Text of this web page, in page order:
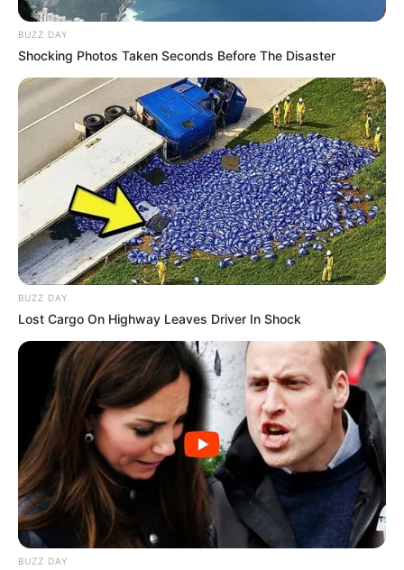
BUZZ DAY
Shocking Photos Taken Seconds Before The Disaster
BUZZ DAY
Lost Cargo On Highway Leaves Driver In Shock
BUZZ DAY